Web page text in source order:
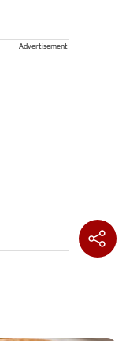
Advertisement